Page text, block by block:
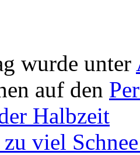
wurde unter
auf den
Halbzeit
zu viel